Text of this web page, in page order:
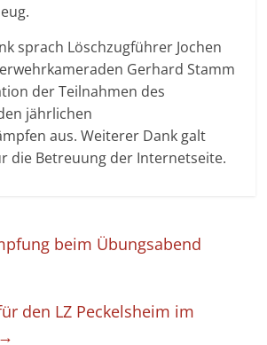
sprach Löschzugführer Jochen
Gerhard Stamm
der Teilnahmen des
jährlichen
aus. Weiterer Dank galt
die Betreuung der Internetseite.
beim Übungsabend
den LZ Peckelsheim im
→